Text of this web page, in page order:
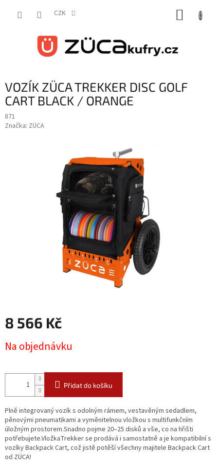
CZK
VOZÍK ZÜCA TREKKER DISC GOLF
CART BLACK / ORANGE
871
Značka: ZÜCA
8 566 Kč
cena:
Na objednávku
Přidat do košíku
Plně integrovaný vozík s odolným rámem, vestavěným sedadlem,
pěnovými pneumatikami a vyměnitelnou vložkou s multifunkčním
úložným prostorem.Snadno pojme 20–25 disků a vše, co na hřišti
potřebujete.VložkaTrekker se prodává i samostatně a je kompatibilní s
vozíky Backpack Cart, což jistě potěší všechny majitele Backpack Cart
od ZÜCA!